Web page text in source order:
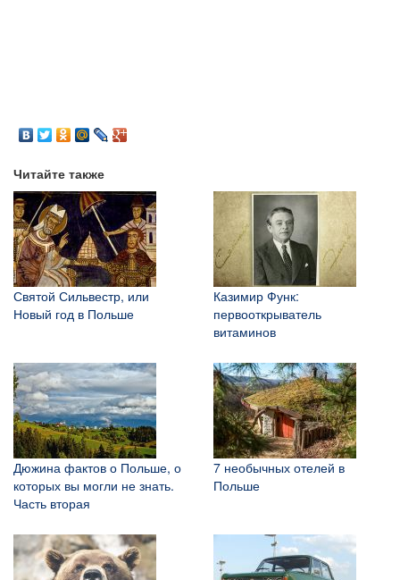
Читайте также
Святой Сильвестр, или
Новый год в Польше
Казимир Функ:
первооткрыватель
витаминов
Дюжина фактов о Польше, о
которых вы могли не знать.
Часть вторая
7 необычных отелей в
Польше